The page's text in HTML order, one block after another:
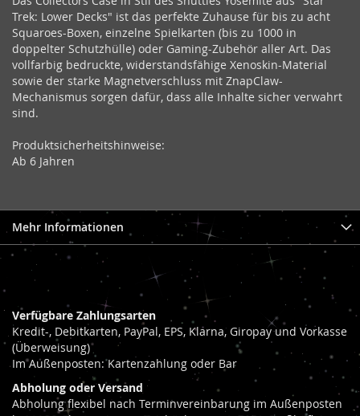
Trek: Lower Decks" ist das perfekte Zuhause für bis zu acht
Squaroes-Boxen, einzelne Spielkarten (bis zu 1000 in
doppelter Schutzhülle) oder Gaming-Zubehör aller Art. Das
vollfarbig bedruckte, widerstandsfähige Xenoskin-Material
sowie der starke Magnetverschluss mit ZnapClaw-
Mechanismus sorgen dafür, dass alle Inhalte sicher verwahrt
sind.
Produktsicherheitshinweise:
Ab 6 Jahren
Mehr Informationen
Verfügbare Zahlungsarten
Kredit-, Debitkarten, PayPal, EPS, Klarna, Giropay und Vorkasse
(Überweisung)
Im Außenposten: Kartenzahlung oder Bar
Abholung oder Versand
Abholung flexibel nach Terminvereinbarung im Außenposten